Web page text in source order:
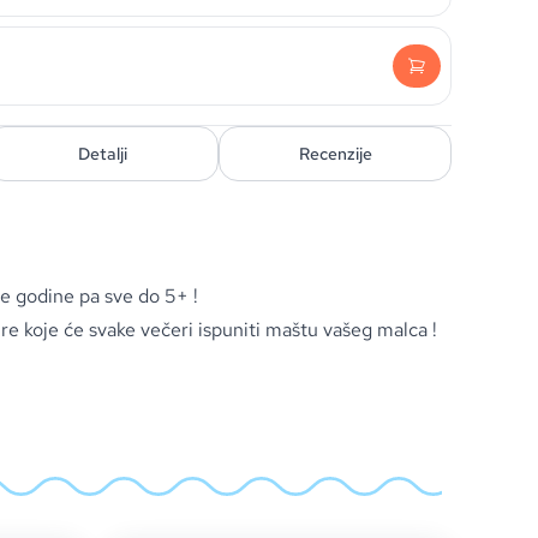
Detalji Recenzije
godine pa sve do 5+ !
koje će svake večeri ispuniti maštu vašeg malca !